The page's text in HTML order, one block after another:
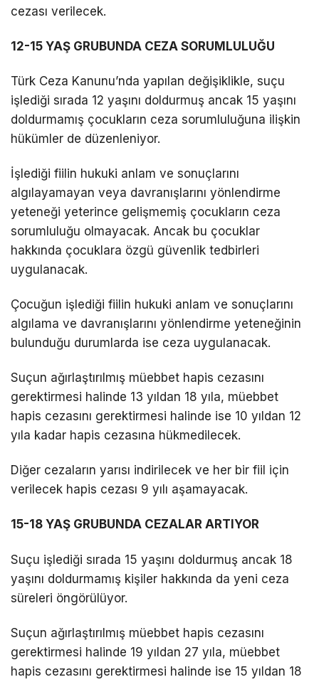
cezası verilecek.
12-15 YAŞ GRUBUNDA CEZA SORUMLULUĞU
Türk Ceza Kanunu’nda yapılan değişiklikle, suçu
işlediği sırada 12 yaşını doldurmuş ancak 15 yaşını
doldurmamış çocukların ceza sorumluluğuna ilişkin
hükümler de düzenleniyor.
İşlediği fiilin hukuki anlam ve sonuçlarını
algılayamayan veya davranışlarını yönlendirme
yeteneği yeterince gelişmemiş çocukların ceza
sorumluluğu olmayacak. Ancak bu çocuklar
hakkında çocuklara özgü güvenlik tedbirleri
uygulanacak.
Çocuğun işlediği fiilin hukuki anlam ve sonuçlarını
algılama ve davranışlarını yönlendirme yeteneğinin
bulunduğu durumlarda ise ceza uygulanacak.
Suçun ağırlaştırılmış müebbet hapis cezasını
gerektirmesi halinde 13 yıldan 18 yıla, müebbet
hapis cezasını gerektirmesi halinde ise 10 yıldan 12
yıla kadar hapis cezasına hükmedilecek.
Diğer cezaların yarısı indirilecek ve her bir fiil için
verilecek hapis cezası 9 yılı aşamayacak.
15-18 YAŞ GRUBUNDA CEZALAR ARTIYOR
Suçu işlediği sırada 15 yaşını doldurmuş ancak 18
yaşını doldurmamış kişiler hakkında da yeni ceza
süreleri öngörülüyor.
Suçun ağırlaştırılmış müebbet hapis cezasını
gerektirmesi halinde 19 yıldan 27 yıla, müebbet
hapis cezasını gerektirmesi halinde ise 15 yıldan 18